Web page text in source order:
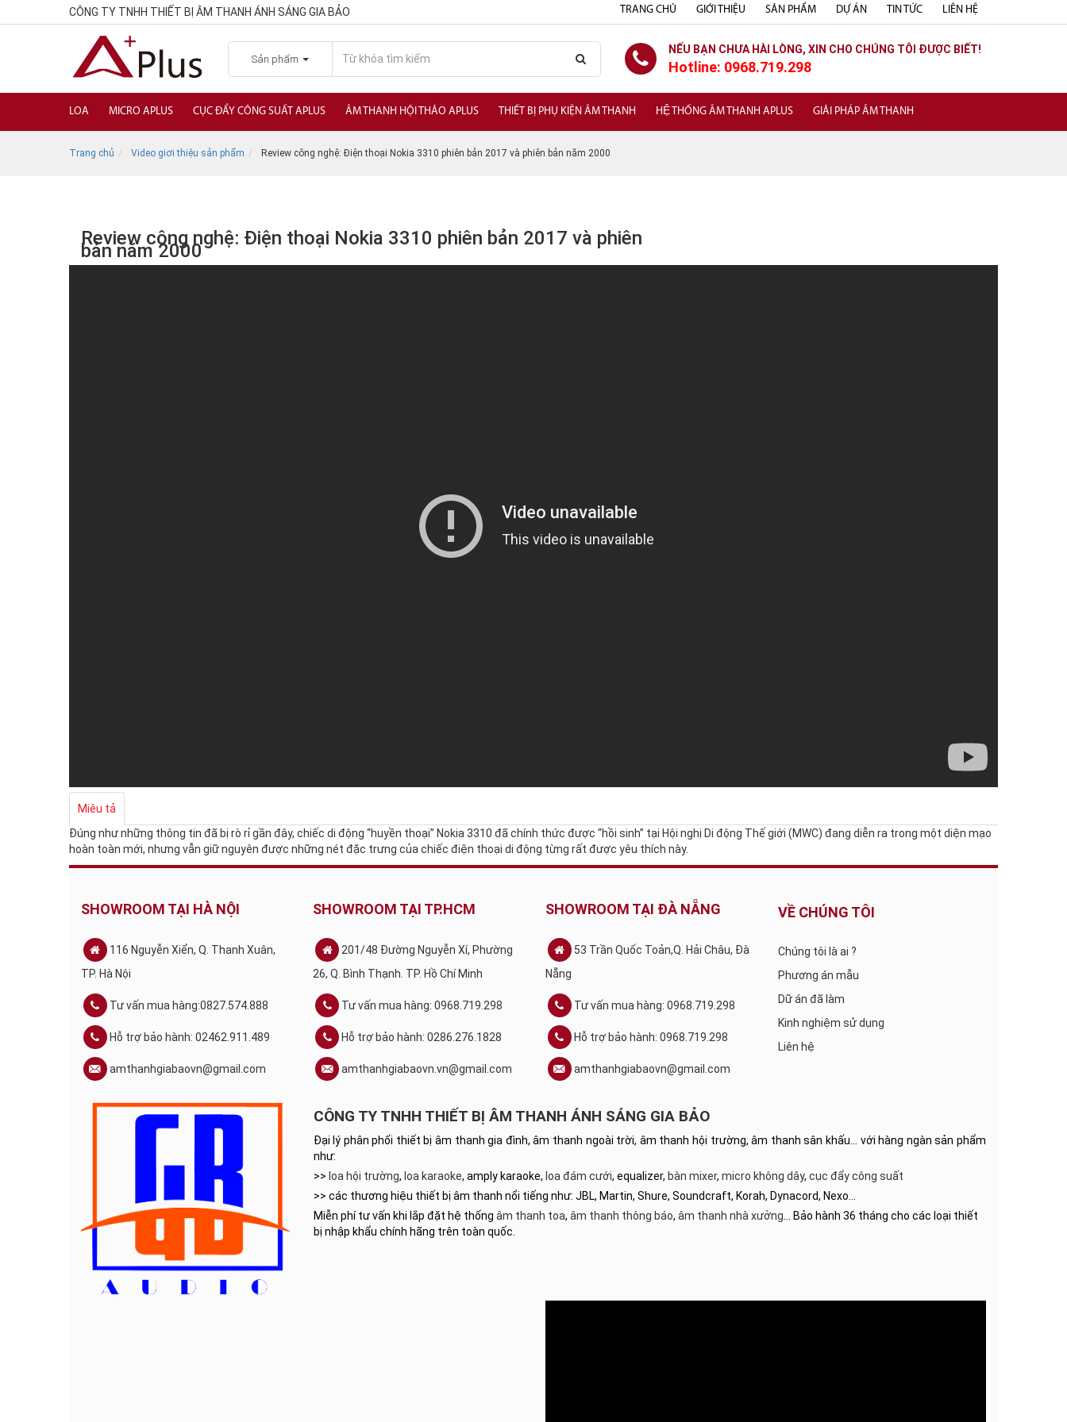
CÔNG TY TNHH THIẾT BỊ ÂM THANH ÁNH SÁNG GIA BẢO TRANG CHỦ GIỚI THIỆU SẢN PHẨM DỰ ÁN TIN TỨC LIÊN HỆ
Sản phẩm
NẾU BẠN CHƯA HÀI LÒNG, XIN CHO CHÚNG TÔI ĐƯỢC BIẾT!
Hotline: 0968.719.298
LOA MICRO APLUS CỤC ĐẨY CÔNG SUẤT APLUS ÂM THANH HỘI THẢO APLUS THIẾT BỊ PHỤ KIỆN ÂM THANH HỆ THỐNG ÂM THANH APLUS GIẢI PHÁP ÂM THANH
Trang chủ Video giơi thiệu sản phẩm Review công nghệ: Điện thoại Nokia 3310 phiên bản 2017 và phiên bản năm 2000
Review công nghệ: Điện thoại Nokia 3310 phiên bản 2017 và phiên
bản năm 2000
Miêu tả
Đúng như những thông tin đã bị rò rỉ gần đây, chiếc di động “huyền thoại” Nokia 3310 đã chính thức được “hồi sinh” tại Hội nghị Di động Thế giới (MWC) đang diễn ra trong một diện mạo
hoàn toàn mới, nhưng vẫn giữ nguyên được những nét đặc trưng của chiếc điện thoại di động từng rất được yêu thích này.
SHOWROOM TẠI HÀ NỘI
116 Nguyễn Xiển, Q. Thanh Xuân,
TP. Hà Nội
Tư vấn mua hàng:0827.574.888
Hỗ trợ bảo hành: 02462.911.489
amthanhgiabaovn@gmail.com
SHOWROOM TẠI TP.HCM
201/48 Đường Nguyễn Xí, Phường
26, Q. Bình Thạnh. TP. Hồ Chí Minh
Tư vấn mua hàng: 0968.719.298
Hỗ trợ bảo hành: 0286.276.1828
amthanhgiabaovn.vn@gmail.com
SHOWROOM TẠI ĐÀ NẴNG
53 Trần Quốc Toản,Q. Hải Châu, Đà
Nẵng
Tư vấn mua hàng: 0968.719.298
Hỗ trợ bảo hành: 0968.719.298
amthanhgiabaovn@gmail.com
VỀ CHÚNG TÔI
Chúng tôi là ai ?
Phương án mẫu
Dữ án đã làm
Kinh nghiệm sử dụng
Liên hệ
CÔNG TY TNHH THIẾT BỊ ÂM THANH ÁNH SÁNG GIA BẢO
Đại lý phân phối thiết bị âm thanh gia đình, âm thanh ngoài trời, âm thanh hội trường, âm thanh sân khấu… với hàng ngàn sản phẩm
như:
>> loa hội trường, loa karaoke, amply karaoke, loa đám cưới, equalizer, bàn mixer, micro không dây, cục đẩy công suất
>> các thương hiệu thiết bị âm thanh nổi tiếng như: JBL, Martin, Shure, Soundcraft, Korah, Dynacord, Nexo…
Miễn phí tư vấn khi lắp đặt hệ thống âm thanh toa, âm thanh thông báo, âm thanh nhà xưởng … Bảo hành 36 tháng cho các loại thiết
bị nhập khẩu chính hãng trên toàn quốc.